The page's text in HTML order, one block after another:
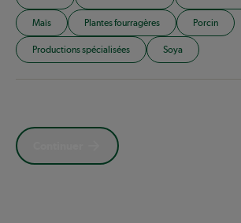
Maïs Plantes fourragères Porcin
Productions spécialisées Soya